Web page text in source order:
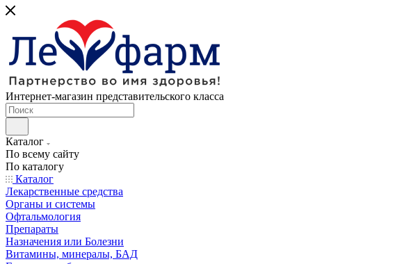
Интернет-магазин представительского класса
Каталог
По всему сайту
По каталогу
Каталог
Лекарственные средства
Органы и системы
Офтальмология
Препараты
Назначения или Болезни
Витамины, минералы, БАД